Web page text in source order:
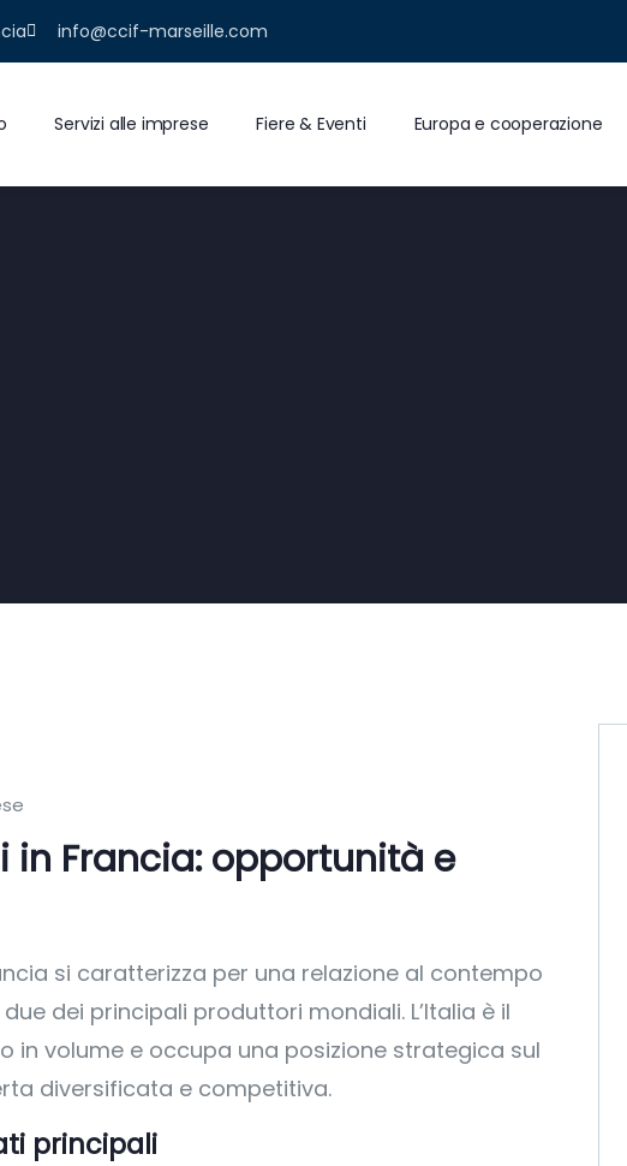
info@ccif-marseille.com
Servizi alle imprese Fiere & Eventi Europa e cooperazione
Francia: opportunità e
si caratterizza per una relazione al contempo
dei principali produttori mondiali. L’Italia è il
in volume e occupa una posizione strategica sul
diversificata e competitiva.
principali